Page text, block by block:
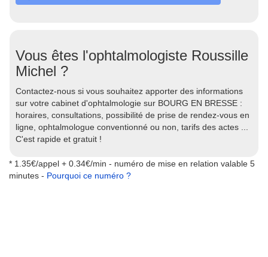
Vous êtes l'ophtalmologiste Roussille
Michel ?
Contactez-nous si vous souhaitez apporter des informations
sur votre cabinet d'ophtalmologie sur BOURG EN BRESSE :
horaires, consultations, possibilité de prise de rendez-vous en
ligne, ophtalmologue conventionné ou non, tarifs des actes ...
C'est rapide et gratuit !
* 1.35€/appel + 0.34€/min - numéro de mise en relation valable 5
minutes - Pourquoi ce numéro ?